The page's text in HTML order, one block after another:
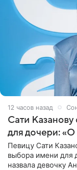
12 часов назад
Сати
для дочери:
Певицу Сати
выбора имени для
назвала девочку